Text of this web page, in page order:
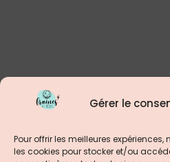
Gérer le
Pour offrir les meilleures
les cookies pour stocker et/ou